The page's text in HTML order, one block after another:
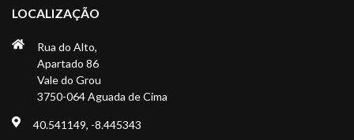
LOCALIZAÇÃO
Rua do Alto,
Apartado 86
Vale do Grou
3750-064 Aguada de Cima
40.541149, -8.445343